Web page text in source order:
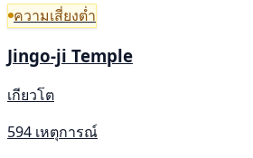
ความเสี่ยงต่ำ
Jingo-ji Temple
เกียวโต
594 เหตุการณ์